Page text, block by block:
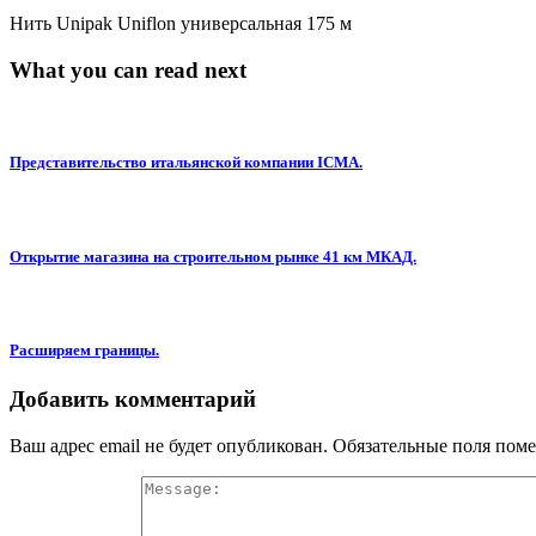
Нить Unipak Uniflon универсальная 175 м
What you can read next
Представительство итальянской компании ICMA.
Открытие магазина на строительном рынке 41 км МКАД.
Расширяем границы.
Добавить комментарий
Ваш адрес email не будет опубликован. Обязательные поля